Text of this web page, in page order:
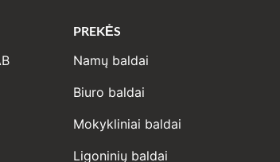
PREKĖS
Namų baldai
Biuro baldai
Mokykliniai baldai
Ligoninių baldai